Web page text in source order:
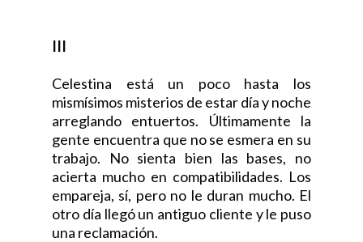
III
Celestina está un poco hasta los
mismísimos misterios de estar día y noche
arreglando entuertos. Últimamente la
gente encuentra que no se esmera en su
trabajo. No sienta bien las bases, no
acierta mucho en compatibilidades. Los
empareja, sí, pero no le duran mucho. El
otro día llegó un antiguo cliente y le puso
una reclamación.